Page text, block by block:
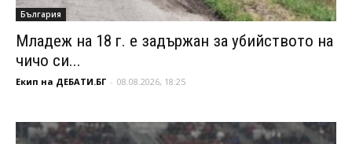
България
Младеж на 18 г. е задържан за убийството на
чичо си...
Екип на ДЕБАТИ.БГ - 08.08.2026, 18:25